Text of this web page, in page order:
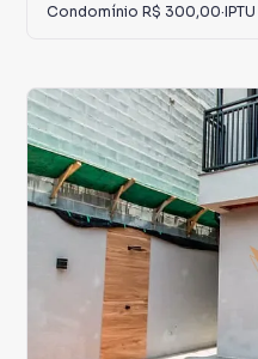
Condomínio R$ 300,00·IPTU